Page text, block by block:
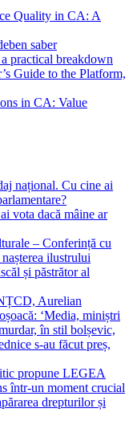
Quality in CA: A
saber
practical breakdown
Guide to the Platform,
in CA: Value
național. Cu cine ai
vota dacă mâine ar
– Conferință cu
ilustrului
și păstrător al
Aurelian
‘Media, miniștri
în stil bolșevic,
s-au făcut preș,
propune LEGEA
într-un moment crucial
drepturilor și